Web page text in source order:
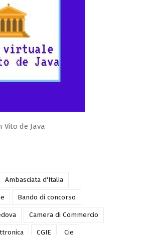
Ambasciata d'Italia
Bando di concorso
Camera di Commercio